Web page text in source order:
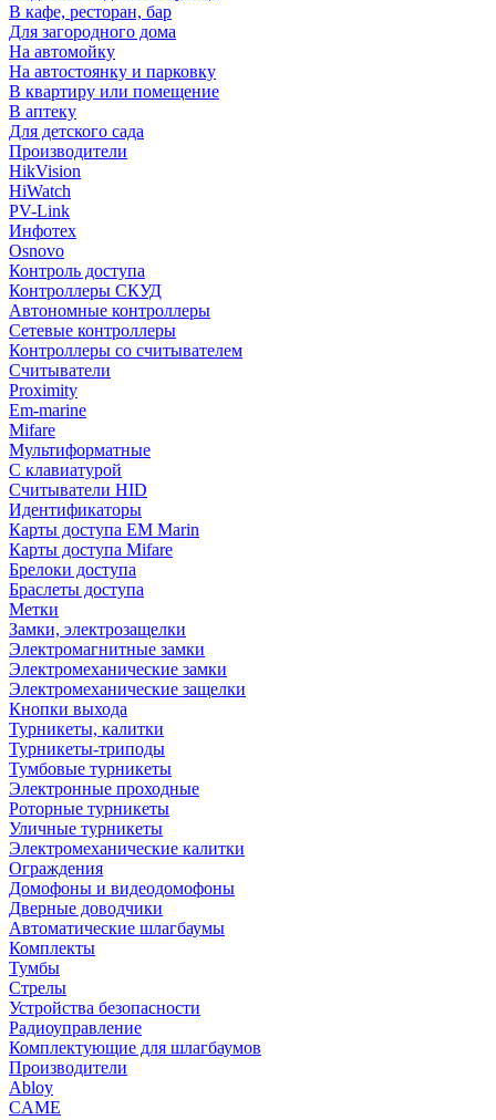
В кафе, ресторан, бар
Для загородного дома
На автомойку
На автостоянку и парковку
В квартиру или помещение
В аптеку
Для детского сада
Производители
HikVision
HiWatch
PV-Link
Инфотех
Osnovo
Контроль доступа
Контроллеры СКУД
Автономные контроллеры
Сетевые контроллеры
Контроллеры со считывателем
Считыватели
Proximity
Em-marine
Mifare
Мультиформатные
С клавиатурой
Считыватели HID
Идентификаторы
Карты доступа EM Marin
Карты доступа Mifare
Брелоки доступа
Браслеты доступа
Метки
Замки, электрозащелки
Электромагнитные замки
Электромеханические замки
Электромеханические защелки
Кнопки выхода
Турникеты, калитки
Турникеты-триподы
Тумбовые турникеты
Электронные проходные
Роторные турникеты
Уличные турникеты
Электромеханические калитки
Ограждения
Домофоны и видеодомофоны
Дверные доводчики
Автоматические шлагбаумы
Комплекты
Тумбы
Стрелы
Устройства безопасности
Радиоуправление
Комплектующие для шлагбаумов
Производители
Abloy
CAME